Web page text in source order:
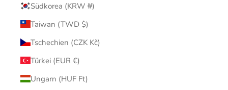
Südkorea (KRW ₩)
Taiwan (TWD $)
Tschechien (CZK Kč)
Türkei (EUR €)
Ungarn (HUF Ft)